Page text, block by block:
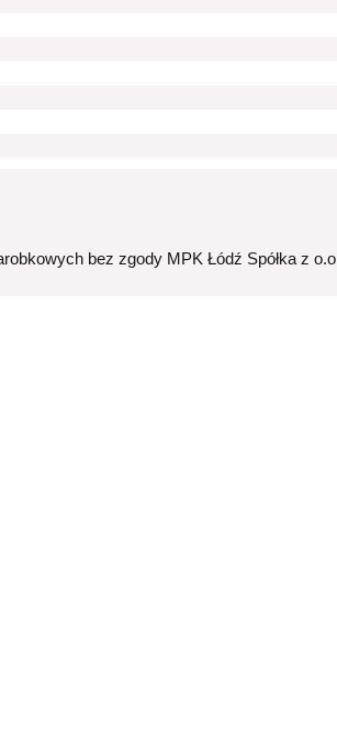
bez zgody MPK Łódź Spółka z o.o